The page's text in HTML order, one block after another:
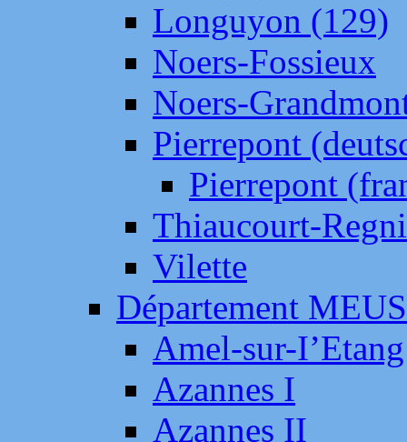
Longuyon (129)
Noers-Fossieux
Noers-
Pierrepont
Pierrepont
Thiaucourt-
Vilette
Département
Amel-sur-
Azannes I
Azannes II